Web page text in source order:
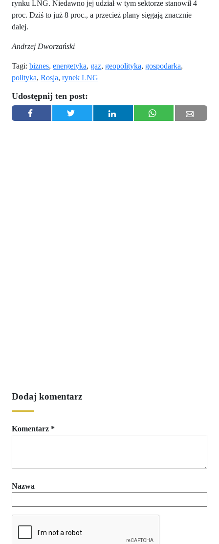
rynku LNG. Niedawno jej udział w tym sektorze stanowił 4
proc. Dziś to już 8 proc., a przecież plany sięgają znacznie
dalej.
Andrzej Dworzański
Tagi: biznes, energetyka, gaz, geopolityka, gospodarka,
polityka, Rosja, rynek LNG
Udostępnij ten post:
Dodaj komentarz
Komentarz *
Nazwa